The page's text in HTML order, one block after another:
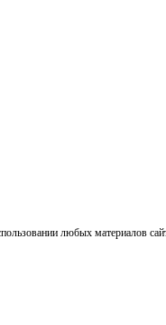
любых материалов